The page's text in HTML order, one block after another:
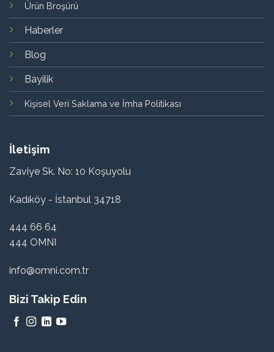
Ürün Broşürü
Haberler
Blog
Bayilik
Kişisel Veri Saklama ve İmha Politikası
İletişim
Zaviye Sk. No: 10 Koşuyolu
Kadıköy - İstanbul 34718
444 66 64
444 OMNI
info@omni.com.tr
Bizi Takip Edin